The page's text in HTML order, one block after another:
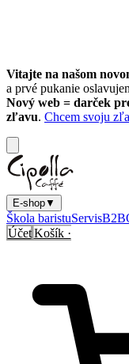
Vitajte na našom
a prvé pukanie
Nový web = darček
zľavu. Chcem svoju
E-shop▼
Škola baristuServisB2B
Účet Košík ·